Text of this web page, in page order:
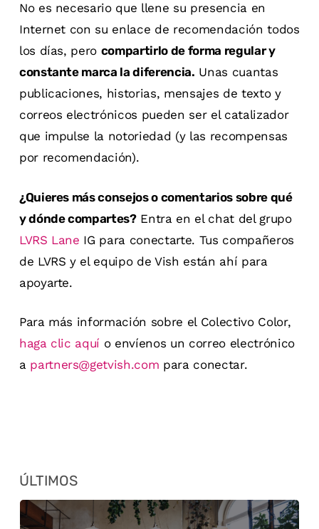
No es necesario que llene su presencia en
Internet con su enlace de recomendación todos
los días, pero compartirlo de forma regular y
constante marca la diferencia. Unas cuantas
publicaciones, historias, mensajes de texto y
correos electrónicos pueden ser el catalizador
que impulse la notoriedad (y las recompensas
por recomendación).
¿Quieres más consejos o comentarios sobre qué
y dónde compartes?Entra en el chat del grupo
LVRS Lane IG para conectarte. Tus compañeros
de LVRS y el equipo de Vish están ahí para
apoyarte.
Para más información sobre el Colectivo Color,
haga clic aquí o envíenos un correo electrónico
a partners@getvish.com para conectar.
ÚLTIMOS